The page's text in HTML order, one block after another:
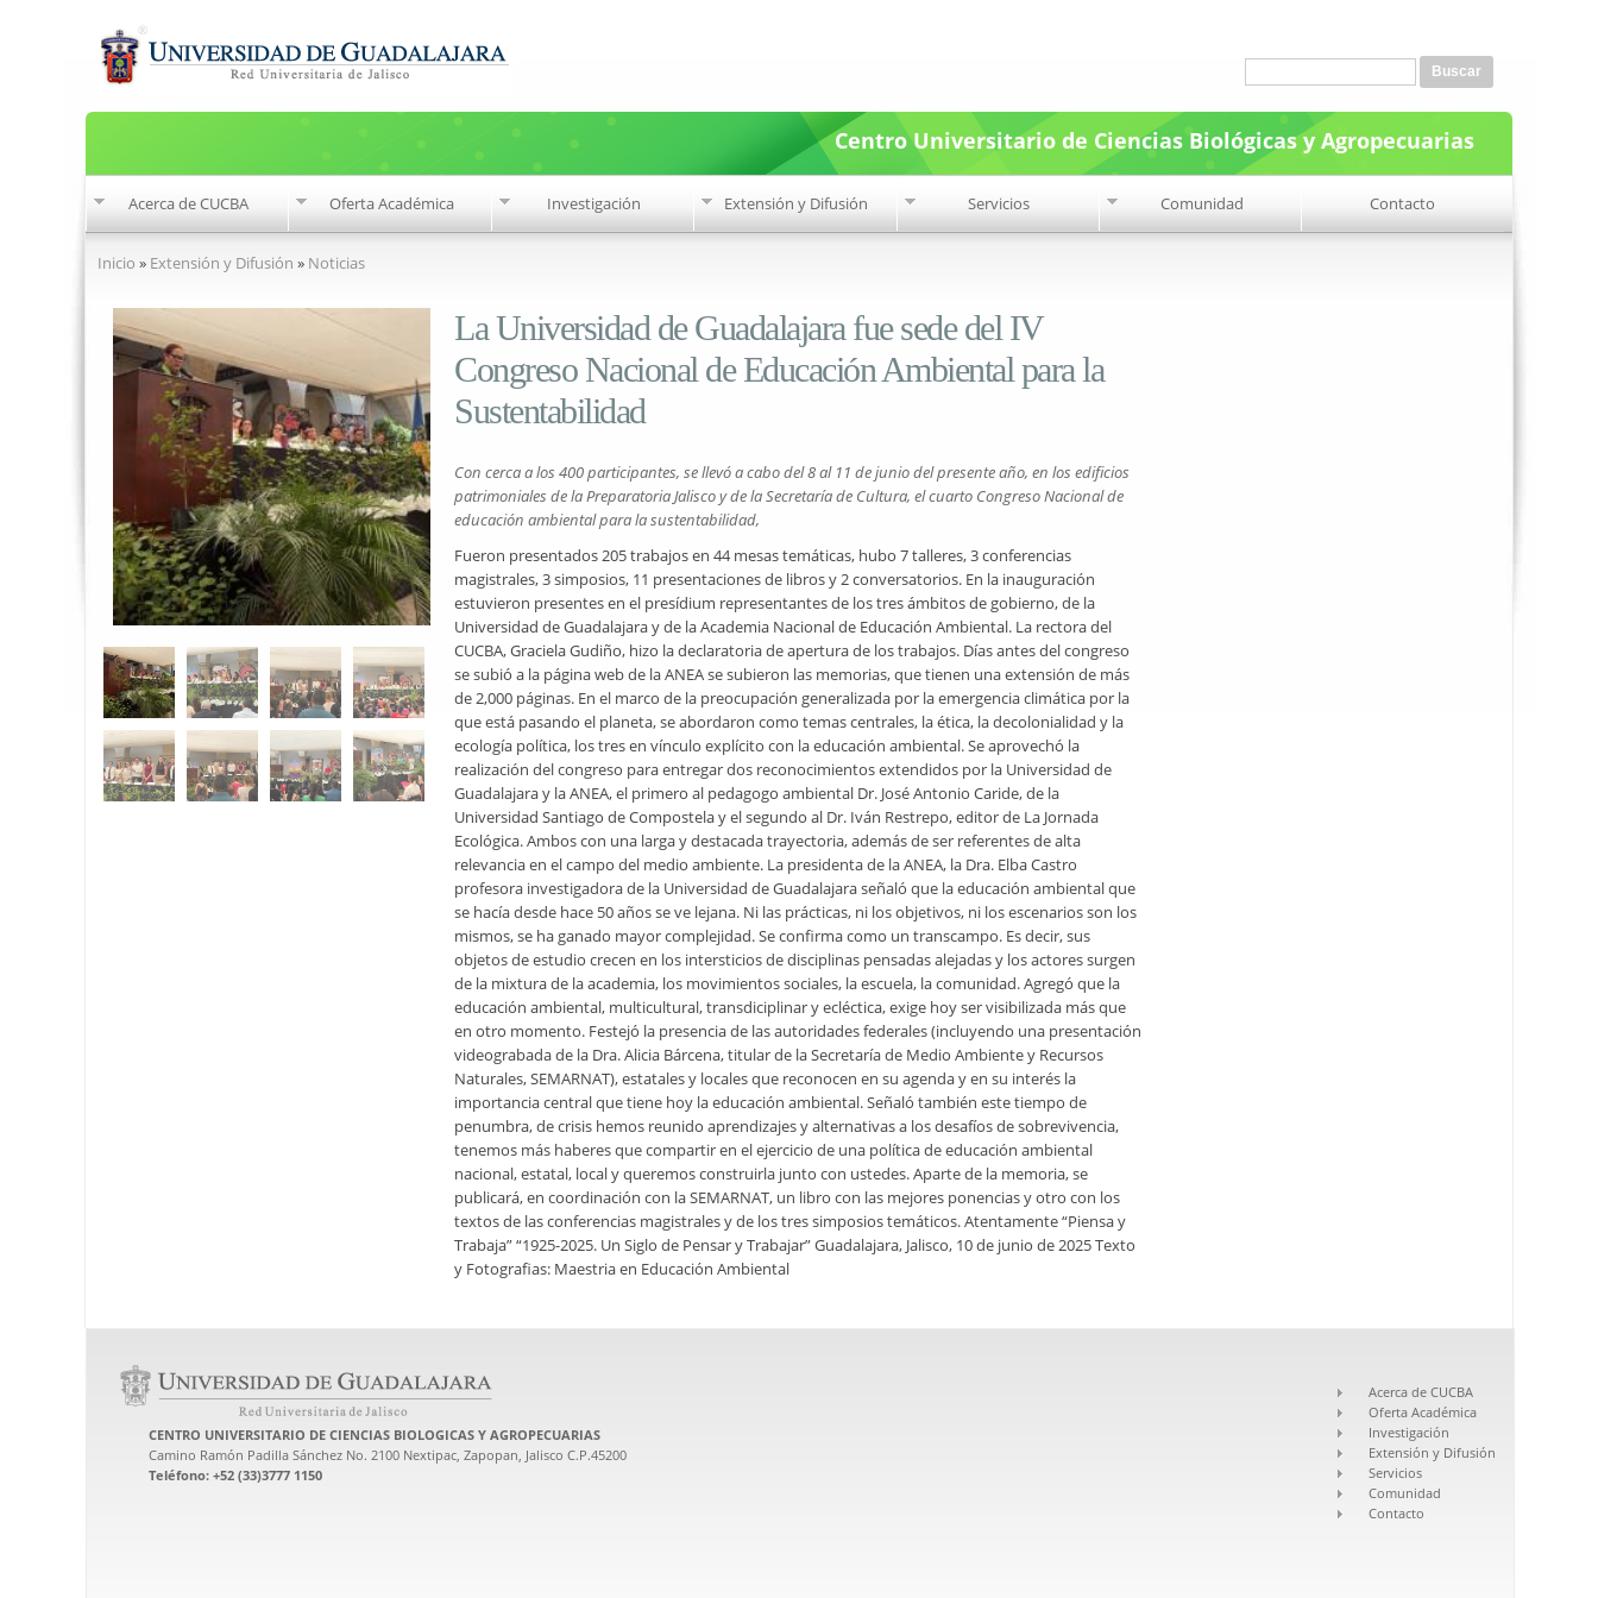
Centro Universitario de Ciencias Biológicas y Agropecuarias
Acerca de CUCBA Oferta Académica Investigación Extensión y Difusión Servicios Comunidad Contacto
Inicio » Extensión y Difusión » Noticias
La Universidad de Guadalajara fue sede del IV
Congreso Nacional de Educación Ambiental para la
Sustentabilidad
Con cerca a los 400 participantes, se llevó a cabo del 8 al 11 de junio del presente año, en los edificios
patrimoniales de la Preparatoria Jalisco y de la Secretaría de Cultura, el cuarto Congreso Nacional de
educación ambiental para la sustentabilidad,
Fueron presentados 205 trabajos en 44 mesas temáticas, hubo 7 talleres, 3 conferencias
magistrales, 3 simposios, 11 presentaciones de libros y 2 conversatorios. En la inauguración
estuvieron presentes en el presídium representantes de los tres ámbitos de gobierno, de la
Universidad de Guadalajara y de la Academia Nacional de Educación Ambiental. La rectora del
CUCBA, Graciela Gudiño, hizo la declaratoria de apertura de los trabajos. Días antes del congreso
se subió a la página web de la ANEA se subieron las memorias, que tienen una extensión de más
de 2,000 páginas. En el marco de la preocupación generalizada por la emergencia climática por la
que está pasando el planeta, se abordaron como temas centrales, la ética, la decolonialidad y la
ecología política, los tres en vínculo explícito con la educación ambiental. Se aprovechó la
realización del congreso para entregar dos reconocimientos extendidos por la Universidad de
Guadalajara y la ANEA, el primero al pedagogo ambiental Dr. José Antonio Caride, de la
Universidad Santiago de Compostela y el segundo al Dr. Iván Restrepo, editor de La Jornada
Ecológica. Ambos con una larga y destacada trayectoria, además de ser referentes de alta
relevancia en el campo del medio ambiente. La presidenta de la ANEA, la Dra. Elba Castro
profesora investigadora de la Universidad de Guadalajara señaló que la educación ambiental que
se hacía desde hace 50 años se ve lejana. Ni las prácticas, ni los objetivos, ni los escenarios son los
mismos, se ha ganado mayor complejidad. Se confirma como un transcampo. Es decir, sus
objetos de estudio crecen en los intersticios de disciplinas pensadas alejadas y los actores surgen
de la mixtura de la academia, los movimientos sociales, la escuela, la comunidad. Agregó que la
educación ambiental, multicultural, transdiciplinar y ecléctica, exige hoy ser visibilizada más que
en otro momento. Festejó la presencia de las autoridades federales (incluyendo una presentación
videograbada de la Dra. Alicia Bárcena, titular de la Secretaría de Medio Ambiente y Recursos
Naturales, SEMARNAT), estatales y locales que reconocen en su agenda y en su interés la
importancia central que tiene hoy la educación ambiental. Señaló también este tiempo de
penumbra, de crisis hemos reunido aprendizajes y alternativas a los desafíos de sobrevivencia,
tenemos más haberes que compartir en el ejercicio de una política de educación ambiental
nacional, estatal, local y queremos construirla junto con ustedes. Aparte de la memoria, se
publicará, en coordinación con la SEMARNAT, un libro con las mejores ponencias y otro con los
textos de las conferencias magistrales y de los tres simposios temáticos. Atentamente “Piensa y
Trabaja” “1925-2025. Un Siglo de Pensar y Trabajar” Guadalajara, Jalisco, 10 de junio de 2025 Texto
y Fotografias: Maestria en Educación Ambiental
CENTRO UNIVERSITARIO DE CIENCIAS BIOLOGICAS Y AGROPECUARIAS
Camino Ramón Padilla Sánchez No. 2100 Nextipac, Zapopan, Jalisco C.P.45200
Teléfono: +52 (33)3777 1150
Acerca de CUCBA
Oferta Académica
Investigación
Extensión y Difusión
Servicios
Comunidad
Contacto